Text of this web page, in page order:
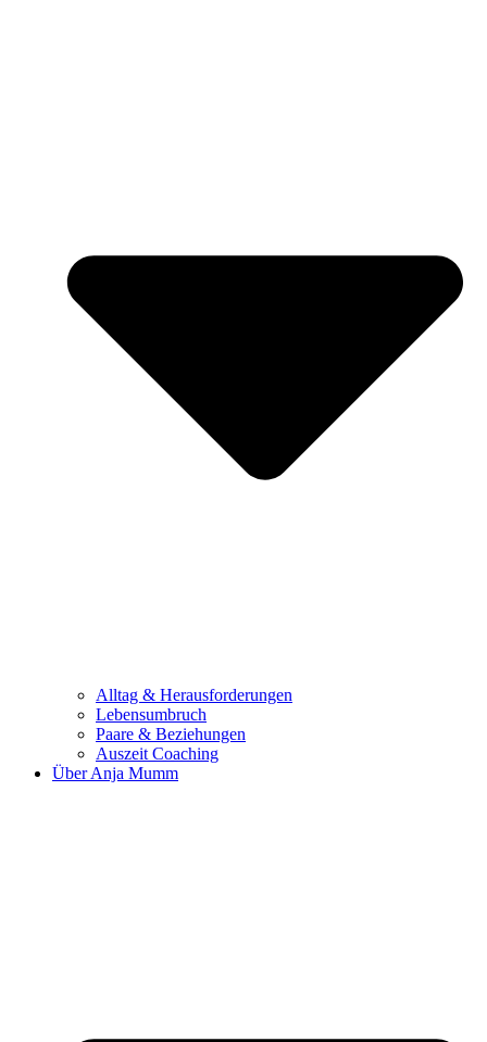
Alltag & Herausforderungen
Lebensumbruch
Paare & Beziehungen
Auszeit Coaching
Über Anja Mumm